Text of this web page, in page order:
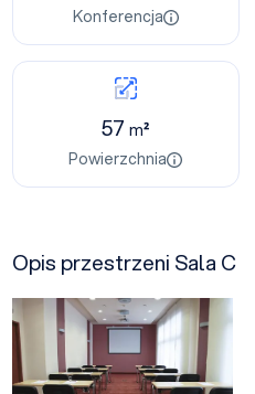
Konferencja
57m²
Powierzchnia
Opis przestrzeni Sala C